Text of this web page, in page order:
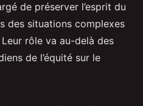
de préserver l’esprit du
des situations complexes
rôle va au-delà des
de l’équité sur le